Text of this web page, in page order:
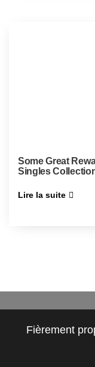
Some Great
Singles
Lire la suite
Fièrement